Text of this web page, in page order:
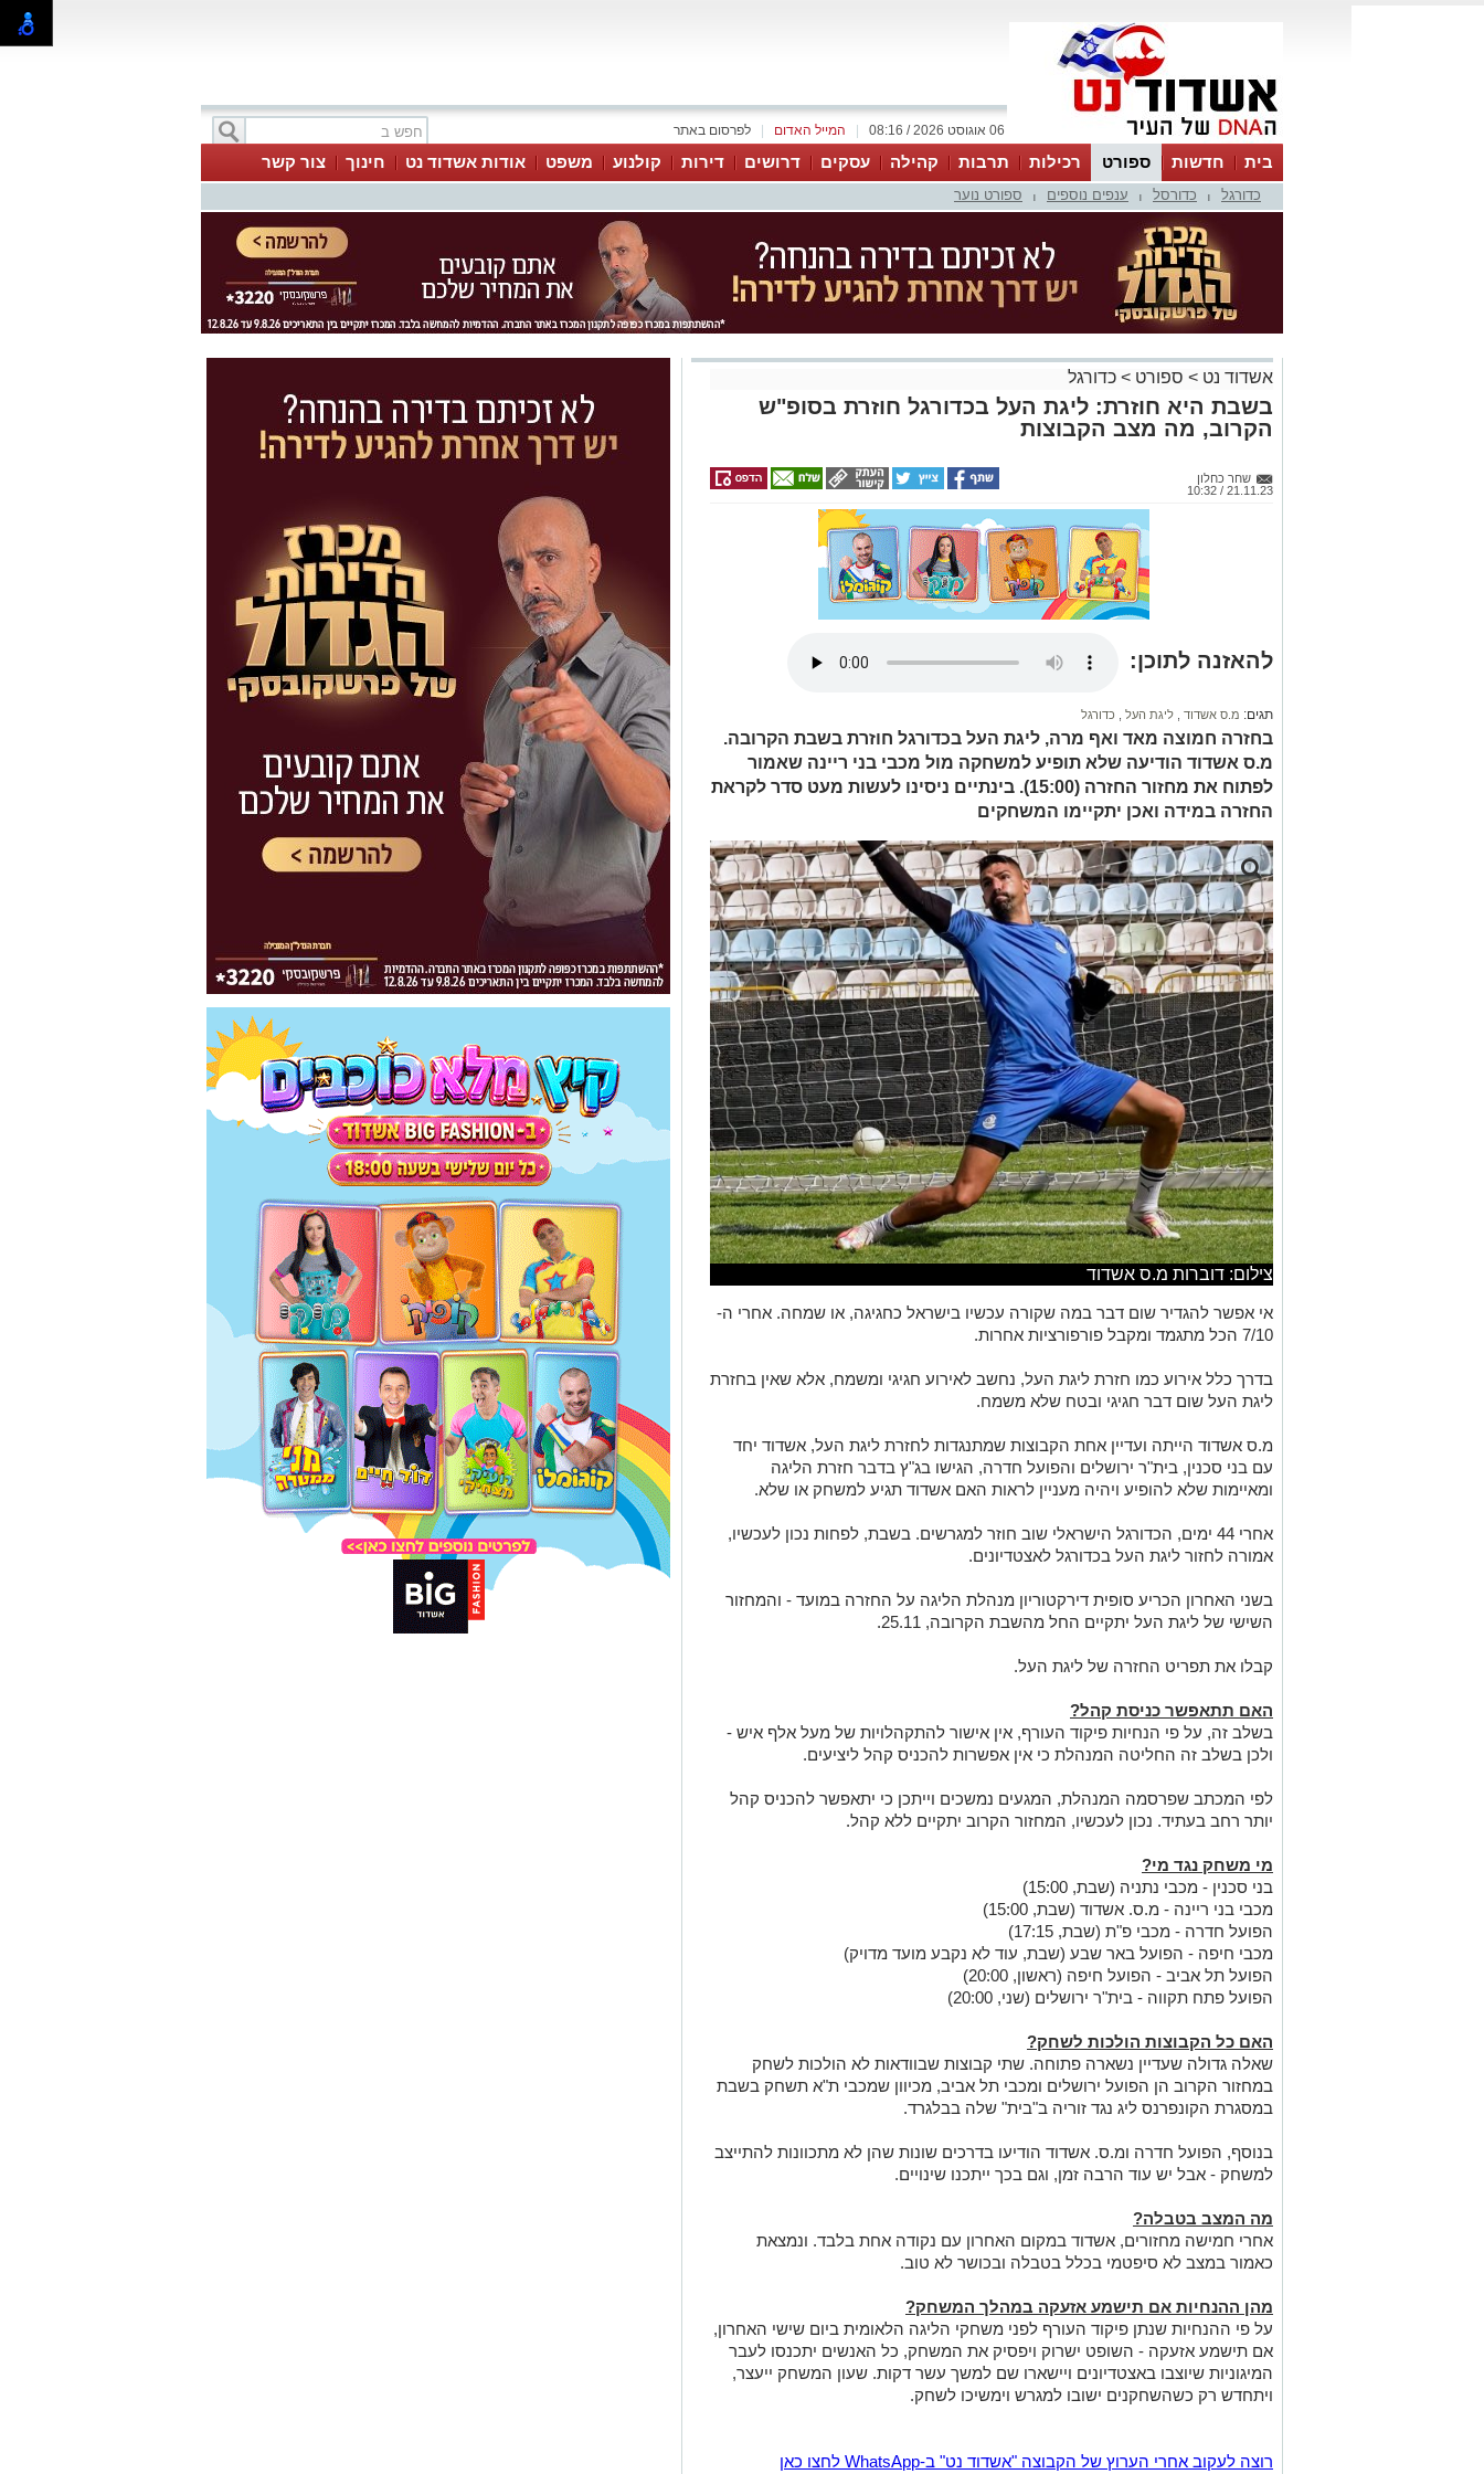
לפרסום באתר המייל האדום 06 אוגוסט 2026 / 08:16
בית חדשות ספורט רכילות תרבות קהילה עסקים דרושים דירות קולנוע משפט אודות אשדוד נט חינוך צור קשר
כדורגל כדורסל ענפים נוספים ספורט נוער
אשדוד נט > ספורט > כדורגל
בשבת היא חוזרת: ליגת העל בכדורגל חוזרת בסופ"ש
הקרוב, מה מצב הקבוצות
שחר כחלון
21.11.23 / 10:32
להאזנה לתוכן:
תגים: מ.ס אשדוד ליגת העל כדורגל
בחזרה חמוצה מאד ואף מרה, ליגת העל בכדורגל חוזרת בשבת הקרובה.
מ.ס אשדוד הודיעה שלא תופיע למשחקה מול מכבי בני ריינה שאמור
לפתוח את מחזור החזרה (15:00). בינתיים ניסינו לעשות מעט סדר לקראת
החזרה במידה ואכן יתקיימו המשחקים
צילום: דוברות מ.ס אשדוד
אי אפשר להגדיר שום דבר במה שקורה עכשיו בישראל כחגיגה, או שמחה. אחרי ה-
7/10 הכל מתגמד ומקבל פורפורציות אחרות.
בדרך כלל אירוע כמו חזרת ליגת העל, נחשב לאירוע חגיגי ומשמח, אלא שאין בחזרת
ליגת העל שום דבר חגיגי ובטח שלא משמח.
מ.ס אשדוד הייתה ועדיין אחת הקבוצות שמתנגדות לחזרת ליגת העל, אשדוד יחד
עם בני סכנין, בית"ר ירושלים והפועל חדרה, הגישו בג"ץ בדבר חזרת הליגה
ומאיימות שלא להופיע ויהיה מעניין לראות האם אשדוד תגיע למשחק או שלא.
אחרי 44 ימים, הכדורגל הישראלי שוב חוזר למגרשים. בשבת, לפחות נכון לעכשיו,
אמורה לחזור ליגת העל בכדורגל לאצטדיונים.
בשני האחרון הכריע סופית דירקטוריון מנהלת הליגה על החזרה במועד - והמחזור
השישי של ליגת העל יתקיים החל מהשבת הקרובה, 25.11.
קבלו את תפריט החזרה של ליגת העל.
האם תתאפשר כניסת קהל?
בשלב זה, על פי הנחיות פיקוד העורף, אין אישור להתקהלויות של מעל אלף איש -
ולכן בשלב זה החליטה המנהלת כי אין אפשרות להכניס קהל ליציעים.
לפי המכתב שפרסמה המנהלת, המגעים נמשכים וייתכן כי יתאפשר להכניס קהל
יותר רחב בעתיד. נכון לעכשיו, המחזור הקרוב יתקיים ללא קהל.
מי משחק נגד מי?
בני סכנין - מכבי נתניה (שבת, 15:00)
מכבי בני ריינה - מ.ס. אשדוד (שבת, 15:00)
הפועל חדרה - מכבי פ"ת (שבת, 17:15)
מכבי חיפה - הפועל באר שבע (שבת, עוד לא נקבע מועד מדויק)
הפועל תל אביב - הפועל חיפה (ראשון, 20:00)
הפועל פתח תקווה - בית"ר ירושלים (שני, 20:00)
האם כל הקבוצות הולכות לשחק?
שאלה גדולה שעדיין נשארה פתוחה. שתי קבוצות שבוודאות לא הולכות לשחק
במחזור הקרוב הן הפועל ירושלים ומכבי תל אביב, מכיוון שמכבי ת"א תשחק בשבת
במסגרת הקונפרנס ליג נגד זוריה ב"בית" שלה בבלגרד.
בנוסף, הפועל חדרה ומ.ס. אשדוד הודיעו בדרכים שונות שהן לא מתכוונות להתייצב
למשחק - אבל יש עוד הרבה זמן, וגם בכך ייתכנו שינויים.
מה המצב בטבלה?
אחרי חמישה מחזורים, אשדוד במקום האחרון עם נקודה אחת בלבד. ונמצאת
כאמור במצב לא סיפטמי בכלל בטבלה ובכושר לא טוב.
מהן ההנחיות אם תישמע אזעקה במהלך המשחק?
על פי ההנחיות שנתן פיקוד העורף לפני משחקי הליגה הלאומית ביום שישי האחרון,
אם תישמע אזעקה - השופט ישרוק ויפסיק את המשחק, כל האנשים יתכנסו לעבר
המיגוניות שיוצבו באצטדיונים ויישארו שם למשך עשר דקות. שעון המשחק ייעצר,
ויתחדש רק כשהשחקנים ישובו למגרש וימשיכו לשחק.
רוצה לעקוב אחרי הערוץ של הקבוצה "אשדוד נט" ב-WhatsApp לחצו כאן